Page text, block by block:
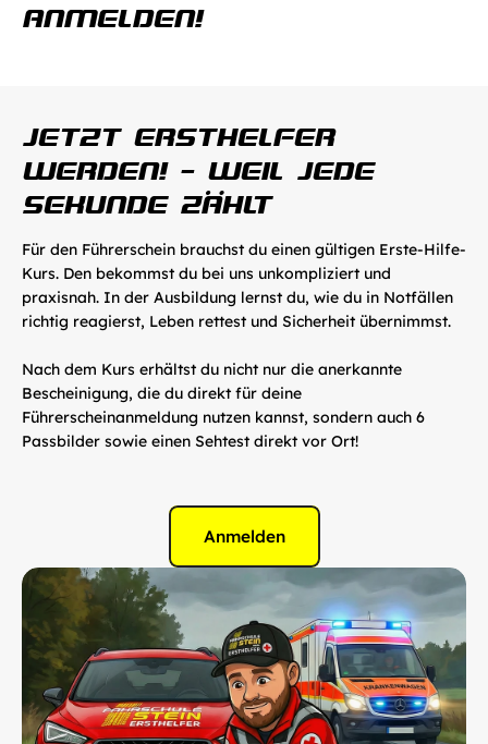
ANMELDEN!
JETZT ERSTHELFER
WERDEN! - WEIL JEDE
SEKUNDE ZÄHLT
Für den Führerschein brauchst du einen gültigen Erste-Hilfe-
Kurs. Den bekommst du bei uns unkompliziert und
praxisnah. In der Ausbildung lernst du, wie du in Notfällen
richtig reagierst, Leben rettest und Sicherheit übernimmst.
Nach dem Kurs erhältst du nicht nur die anerkannte
Bescheinigung, die du direkt für deine
Führerscheinanmeldung nutzen kannst, sondern auch 6
Passbilder sowie einen Sehtest direkt vor Ort!
Anmelden